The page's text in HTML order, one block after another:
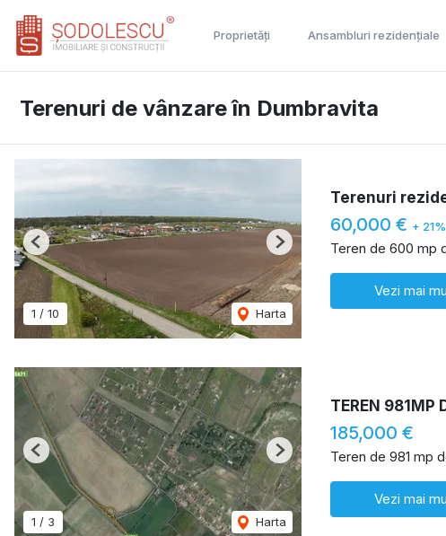
Proprietăți Ansambluri rezidențiale
Terenuri de vânzare în Dumbravita
1 / 10 Harta
Previous Next
Terenuri
60,000 € +
Teren de 600 mp
Vezi mai
1 / 3 Harta
Previous Next
TEREN 981MP
185,000 €
Teren de 981 mp
Vezi mai